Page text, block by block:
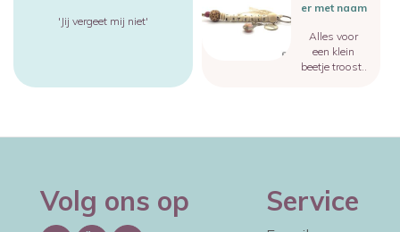
'Jij vergeet mij niet'
er met naam
Alles voor
een klein
beetje troost..
Volg ons op Service